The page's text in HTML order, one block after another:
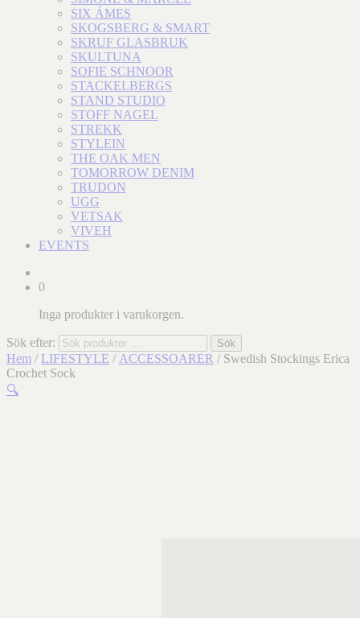
SIX ÁMES
SKOGSBERG & SMART
SKRUF GLASBRUK
SKULTUNA
SOFIE SCHNOOR
STACKELBERGS
STAND STUDIO
STOFF NAGEL
STREKK
STYLEIN
THE OAK MEN
TOMORROW DENIM
TRUDON
UGG
VETSAK
VIVEH
EVENTS
0
Inga produkter i varukorgen.
Sök efter: Sök
Hem / LIFESTYLE / ACCESSOARER / Swedish Stockings Erica
Crochet Sock
🔍